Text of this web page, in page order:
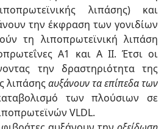
λιπάσης) και
την έκφραση των γονιδίων
τη λιποπρωτεϊνική λιπάση
Α1 και Α ΙΙ. Έτσι οι
την δραστηριότητα της
λιπάσηςαυξάνουν τα επίπεδα των
των πλούσιων σε
VLDL.